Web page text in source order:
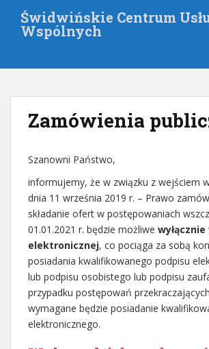
t
Świdwińskie Centrum
Wspólnych
Zamówienia
Szanowni Państwo,
informujemy, że w związku z wejściem
dnia 11 września 2019 r. – Prawo
składanie ofert w postępowaniach
01.01.2021 r. będzie możliwe
elektronicznej, co pociąga za sobą
posiadania kwalifikowanego podpisu
lub podpisu osobistego lub podpisu
przypadku postępowań
wymagane będzie posiadanie
elektronicznego.